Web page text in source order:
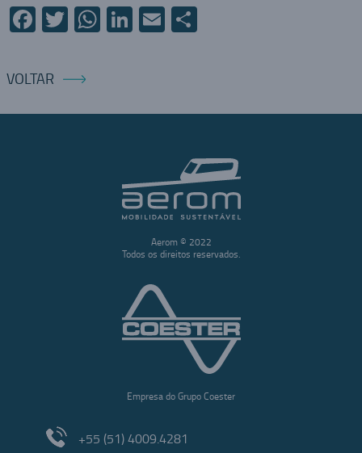
Facebook
Twitter
WhatsApp
LinkedIn
EmailCompartilhar
VOLTAR
Aerom © 2022
Todos os direitos reservados.
Empresa do Grupo Coester
+55 (51) 4009.4281